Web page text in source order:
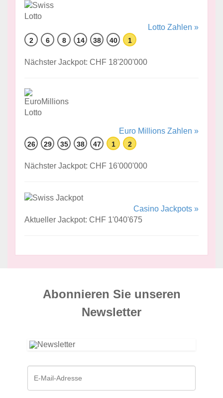
Lotto Zahlen »
2 6 8 14 38 40 1
Nächster Jackpot: CHF 18'200'000
Euro Millions Zahlen »
26 29 35 38 47 1 2
Nächster Jackpot: CHF 16'000'000
Casino Jackpots »
Aktueller Jackpot: CHF 1'040'675
Abonnieren Sie unseren
News­letter